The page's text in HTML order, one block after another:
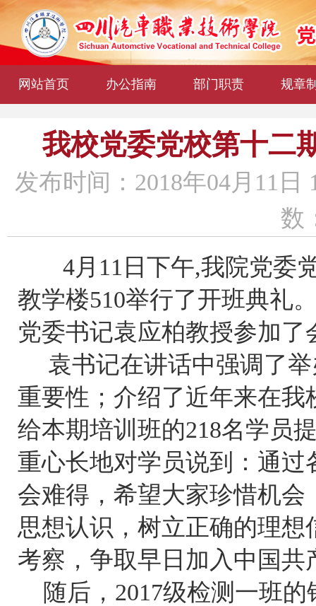
网站首页 办公指南 部门职责 规章
我校党委党校第十二
发布时间：2018年04月11日
数
4月11日下午,我院党委
教学楼510举行了开班典礼
党委书记袁应柏教授参加
袁书记在讲话中强调了
重要性；介绍了近年来在
给本期培训班的218名学员
重心长地对学员说到：通
会难得，希望大家珍惜机
思想认识，树立正确的理
考察，争取早日加入中国共
随后，2017级检测一班的